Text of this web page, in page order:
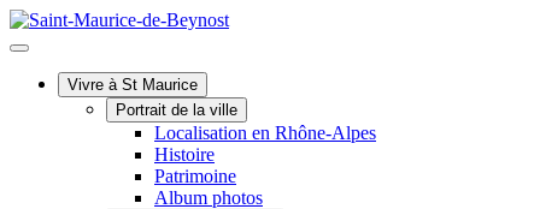
Vivre à St Maurice
Portrait de la ville
Localisation en Rhône-Alpes
Histoire
Patrimoine
Album photos